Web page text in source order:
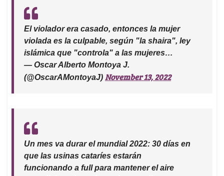
El violador era casado, entonces la mujer
violada es la culpable, según "la shaira", ley
islámica que "controla" a las mujeres…
— Oscar Alberto Montoya J.
(@OscarAMontoyaJ) November 13, 2022
Un mes va durar el mundial 2022: 30 días en
que las usinas cataríes estarán
funcionando a full para mantener el aire